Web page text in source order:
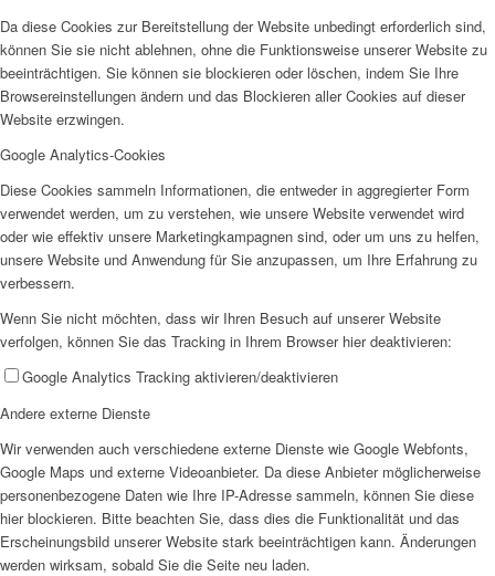
AHOI
PKD
Da diese Cookies zur Bereitstellung der Website unbedingt erforderlich sind,
können Sie sie nicht ablehnen, ohne die Funktionsweise unserer Website zu
beeinträchtigen. Sie können sie blockieren oder löschen, indem Sie Ihre
Browsereinstellungen ändern und das Blockieren aller Cookies auf dieser
Website erzwingen.
Google Analytics-Cookies
Diese Cookies sammeln Informationen, die entweder in aggregierter Form
verwendet werden, um zu verstehen, wie unsere Website verwendet wird
oder wie effektiv unsere Marketingkampagnen sind, oder um uns zu helfen,
unsere Website und Anwendung für Sie anzupassen, um Ihre Erfahrung zu
verbessern.
Wenn Sie nicht möchten, dass wir Ihren Besuch auf unserer Website
verfolgen, können Sie das Tracking in Ihrem Browser hier deaktivieren:
Google Analytics Tracking aktivieren/deaktivieren
Andere externe Dienste
Wir verwenden auch verschiedene externe Dienste wie Google Webfonts,
Google Maps und externe Videoanbieter. Da diese Anbieter möglicherweise
personenbezogene Daten wie Ihre IP-Adresse sammeln, können Sie diese
hier blockieren. Bitte beachten Sie, dass dies die Funktionalität und das
Erscheinungsbild unserer Website stark beeinträchtigen kann. Änderungen
werden wirksam, sobald Sie die Seite neu laden.